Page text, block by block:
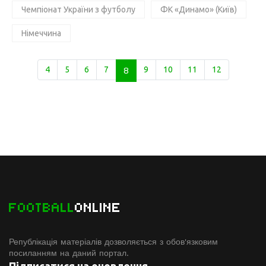
Чемпіонат України з футболу ФК «Динамо» (Київ)
Німеччина
4 5 6 7 8 9 10 11 12
FOOTBALLONLINE
Републікація матеріалів дозволяється з обов'язковим
посиланням на даний портал.